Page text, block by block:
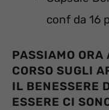
conf da 16
PASSIAMO ORA
CORSO SUGLI
IL BENESSERE
ESSERE CI